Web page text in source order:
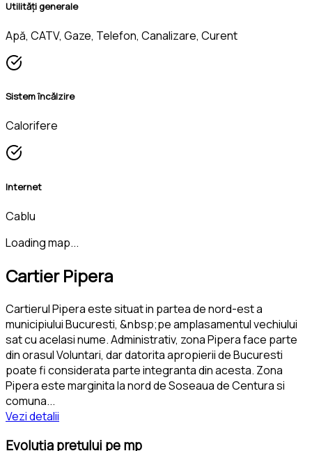
Utilități generale
Apă, CATV, Gaze, Telefon, Canalizare, Curent
Sistem încălzire
Calorifere
Internet
Cablu
Loading map...
Cartier Pipera
Cartierul Pipera este situat in partea de nord-est a
municipiului Bucuresti, &nbsp;pe amplasamentul vechiului
sat cu acelasi nume. Administrativ, zona Pipera face parte
din orasul Voluntari, dar datorita apropierii de Bucuresti
poate fi considerata parte integranta din acesta. Zona
Pipera este marginita la nord de Soseaua de Centura si
comuna...
Vezi detalii
Evoluția prețului pe mp